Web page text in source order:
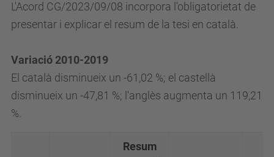
L'Acord CG/2023/09/08 incorpora l'obligatorietat de
presentar i explicar el resum de la tesi en català.
Variació 2010-2019
El català disminueix un -61,02 %; el castellà
disminueix un -47,81 %; l'anglès augmenta un 119,21
%.
Resum